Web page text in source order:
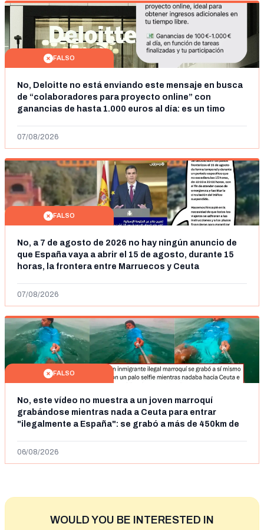
FALSO
No, Deloitte no está enviando este mensaje en busca
de “colaboradores para proyecto online” con
ganancias de hasta 1.000 euros al día: es un timo
07/08/2026
FALSO
No, a 7 de agosto de 2026 no hay ningún anuncio de
que España vaya a abrir el 15 de agosto, durante 15
horas, la frontera entre Marruecos y Ceuta
07/08/2026
FALSO
No, este vídeo no muestra a un joven marroquí
grabándose mientras nada a Ceuta para entrar
"ilegalmente a España": se grabó a más de 450km de
06/08/2026
WOULD YOU BE INTERESTED IN